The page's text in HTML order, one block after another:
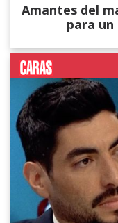
Amantes del
para